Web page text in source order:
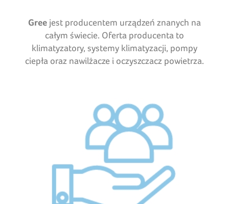
Gree jest producentem urządzeń znanych na
całym świecie. Oferta producenta to
klimatyzatory, systemy klimatyzacji, pompy
ciepła oraz nawilżacze i oczyszczacz powietrza.